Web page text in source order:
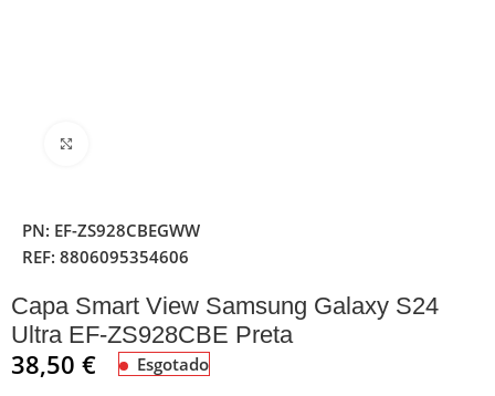
PN: EF-ZS928CBEGWW
REF:8806095354606
Capa Smart View Samsung Galaxy S24
Ultra EF-ZS928CBE Preta
38,50€ Esgotado